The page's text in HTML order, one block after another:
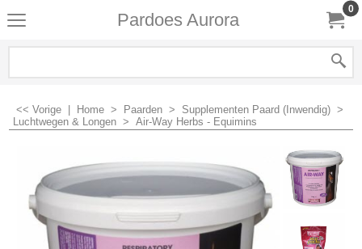
Pardoes Aurora
0
<< Vorige Home > Paarden > Supplementen Paard (Inwendig) >
Luchtwegen & Longen > Air-Way Herbs - Equimins